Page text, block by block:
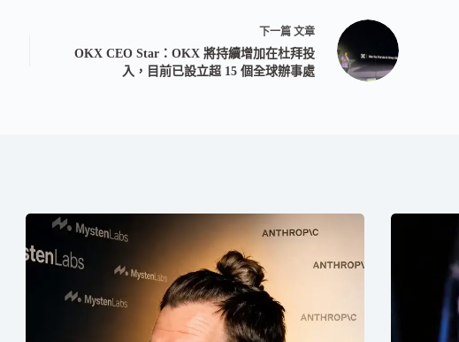
下一篇 文章
OKX CEO Star：OKX 將持續增加在杜拜投
入，目前已設立超 15 個全球辦事處